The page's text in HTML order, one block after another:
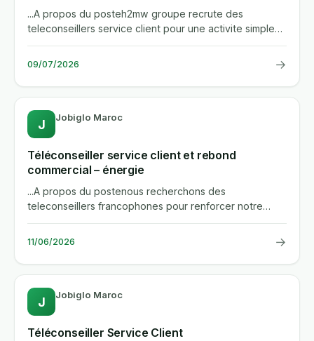
...A propos du posteh2mw groupe recrute des
teleconseillers service client pour une activite simple
et accessible, en cdi,...
09/07/2026 →
J Jobiglo Maroc
Téléconseiller service client et rebond
commercial – énergie
...A propos du postenous recherchons des
teleconseillers francophones pour renforcer notre
equipe de service client dans...
11/06/2026 →
J Jobiglo Maroc
Téléconseiller Service Client